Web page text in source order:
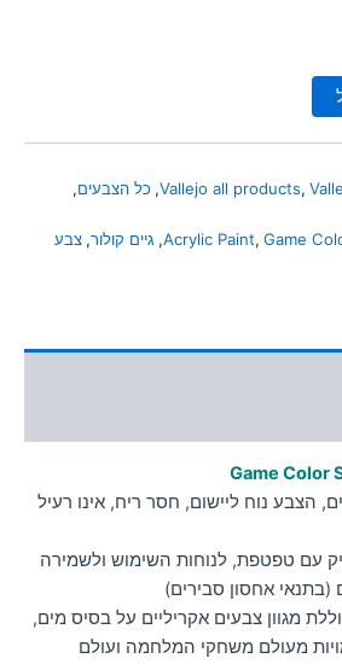
Vallejo all products,
, כל הצבעים,
Acrylic Paint, Game
, גיים קולור, צבע
Game Color
הצבע נוח ליישום, חסר ריח, אינו רעיל
עם טפטפת, לנוחות השימוש ולשמירה
(בתנאי אחסון סבירים)
מגוון צבעים אקריליים על בסיס מים,
מעולם משחקי המלחמה ועולם